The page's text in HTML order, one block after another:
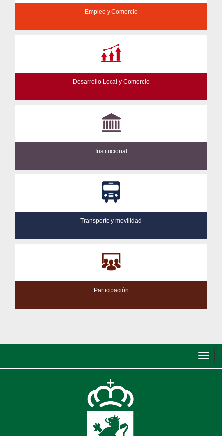
Empleo y Comercio
Desarrollo Local y Comercio
Institucional
Transporte y movilidad
Participación
de